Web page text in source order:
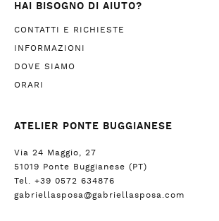
HAI BISOGNO DI AIUTO?
CONTATTI E RICHIESTE
INFORMAZIONI
DOVE SIAMO
ORARI
ATELIER PONTE BUGGIANESE
Via 24 Maggio, 27
51019 Ponte Buggianese (PT)
Tel. +39 0572 634876
gabriellasposa@gabriellasposa.com